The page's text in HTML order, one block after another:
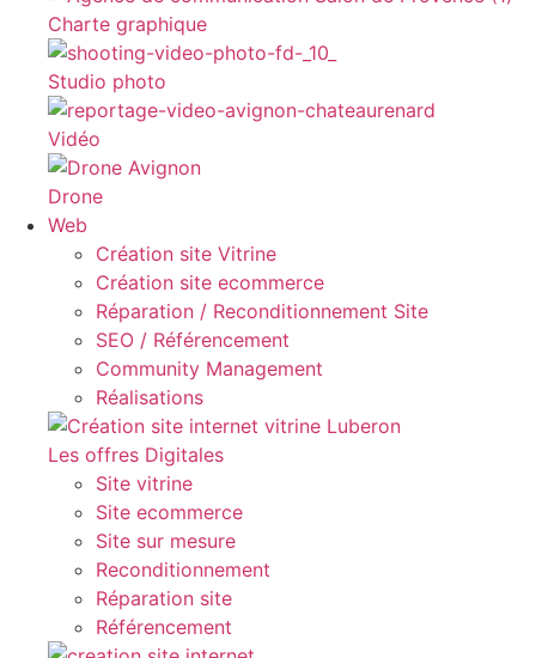
Charte graphique
Studio photo
Vidéo
Drone
Web
Création site Vitrine
Création site ecommerce
Réparation / Reconditionnement Site
SEO / Référencement
Community Management
Réalisations
Les offres Digitales
Site vitrine
Site ecommerce
Site sur mesure
Reconditionnement
Réparation site
Référencement